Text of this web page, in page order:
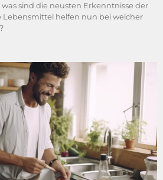
sind die neusten Erkenntnisse der
Lebensmittel helfen nun bei welcher